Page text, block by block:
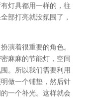
灯具都用一样的，往
部打亮就没氛围了，
演着很重要的角色。
麻麻的节能灯，空间
。所以我们需要利用
做一个铺垫，然后针
一个补光。这样就会